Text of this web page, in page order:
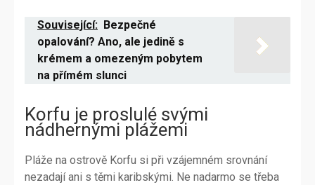
Související: Bezpečné
opalování? Ano, ale jedině s
krémem a omezeným pobytem
na přímém slunci
Korfu je proslulé svými
nádhernými plážemi
Pláže na ostrově Korfu si při vzájemném srovnání
nezadají ani s těmi karibskými. Ne nadarmo se třeba